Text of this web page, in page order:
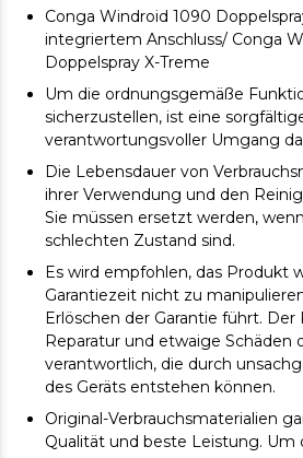
Conga Windroid 1090
integriertem Anschluss/ Conga
Doppelspray X-Treme
Um die ordnungsgemäße
sicherzustellen, ist eine
verantwortungsvoller Umgang
Die Lebensdauer von
ihrer Verwendung und den
Sie müssen ersetzt werden,
schlechten Zustand sind.
Es wird empfohlen, das Produkt
Garantiezeit nicht zu
Erlöschen der Garantie führt. Der
Reparatur und etwaige Schäden
verantwortlich, die durch
des Geräts entstehen können.
Original-Verbrauchsmaterialien
Qualität und beste Leistung. Um